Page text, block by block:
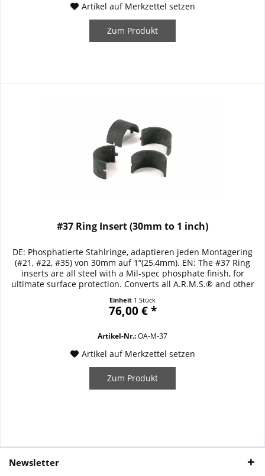
Artikel auf Merkzettel setzen
Zum Produkt
#37 Ring Insert (30mm to 1 inch)
DE: Phosphatierte Stahlringe, adaptieren jeden Montagering
(#21, #22, #35) von 30mm auf 1“(25,4mm). EN: The #37 Ring
inserts are all steel with a Mil-spec phosphate finish, for
ultimate surface protection. Converts all A.R.M.S.® and other
paarweise erhältlich / Sold as a pair Adaptiert A.R.M.S.®
Montagering (#21,...
Einheit 1 Stück
76,00 € *
Artikel-Nr.:OA-M-37
Artikel auf Merkzettel setzen
Zum Produkt
Newsletter